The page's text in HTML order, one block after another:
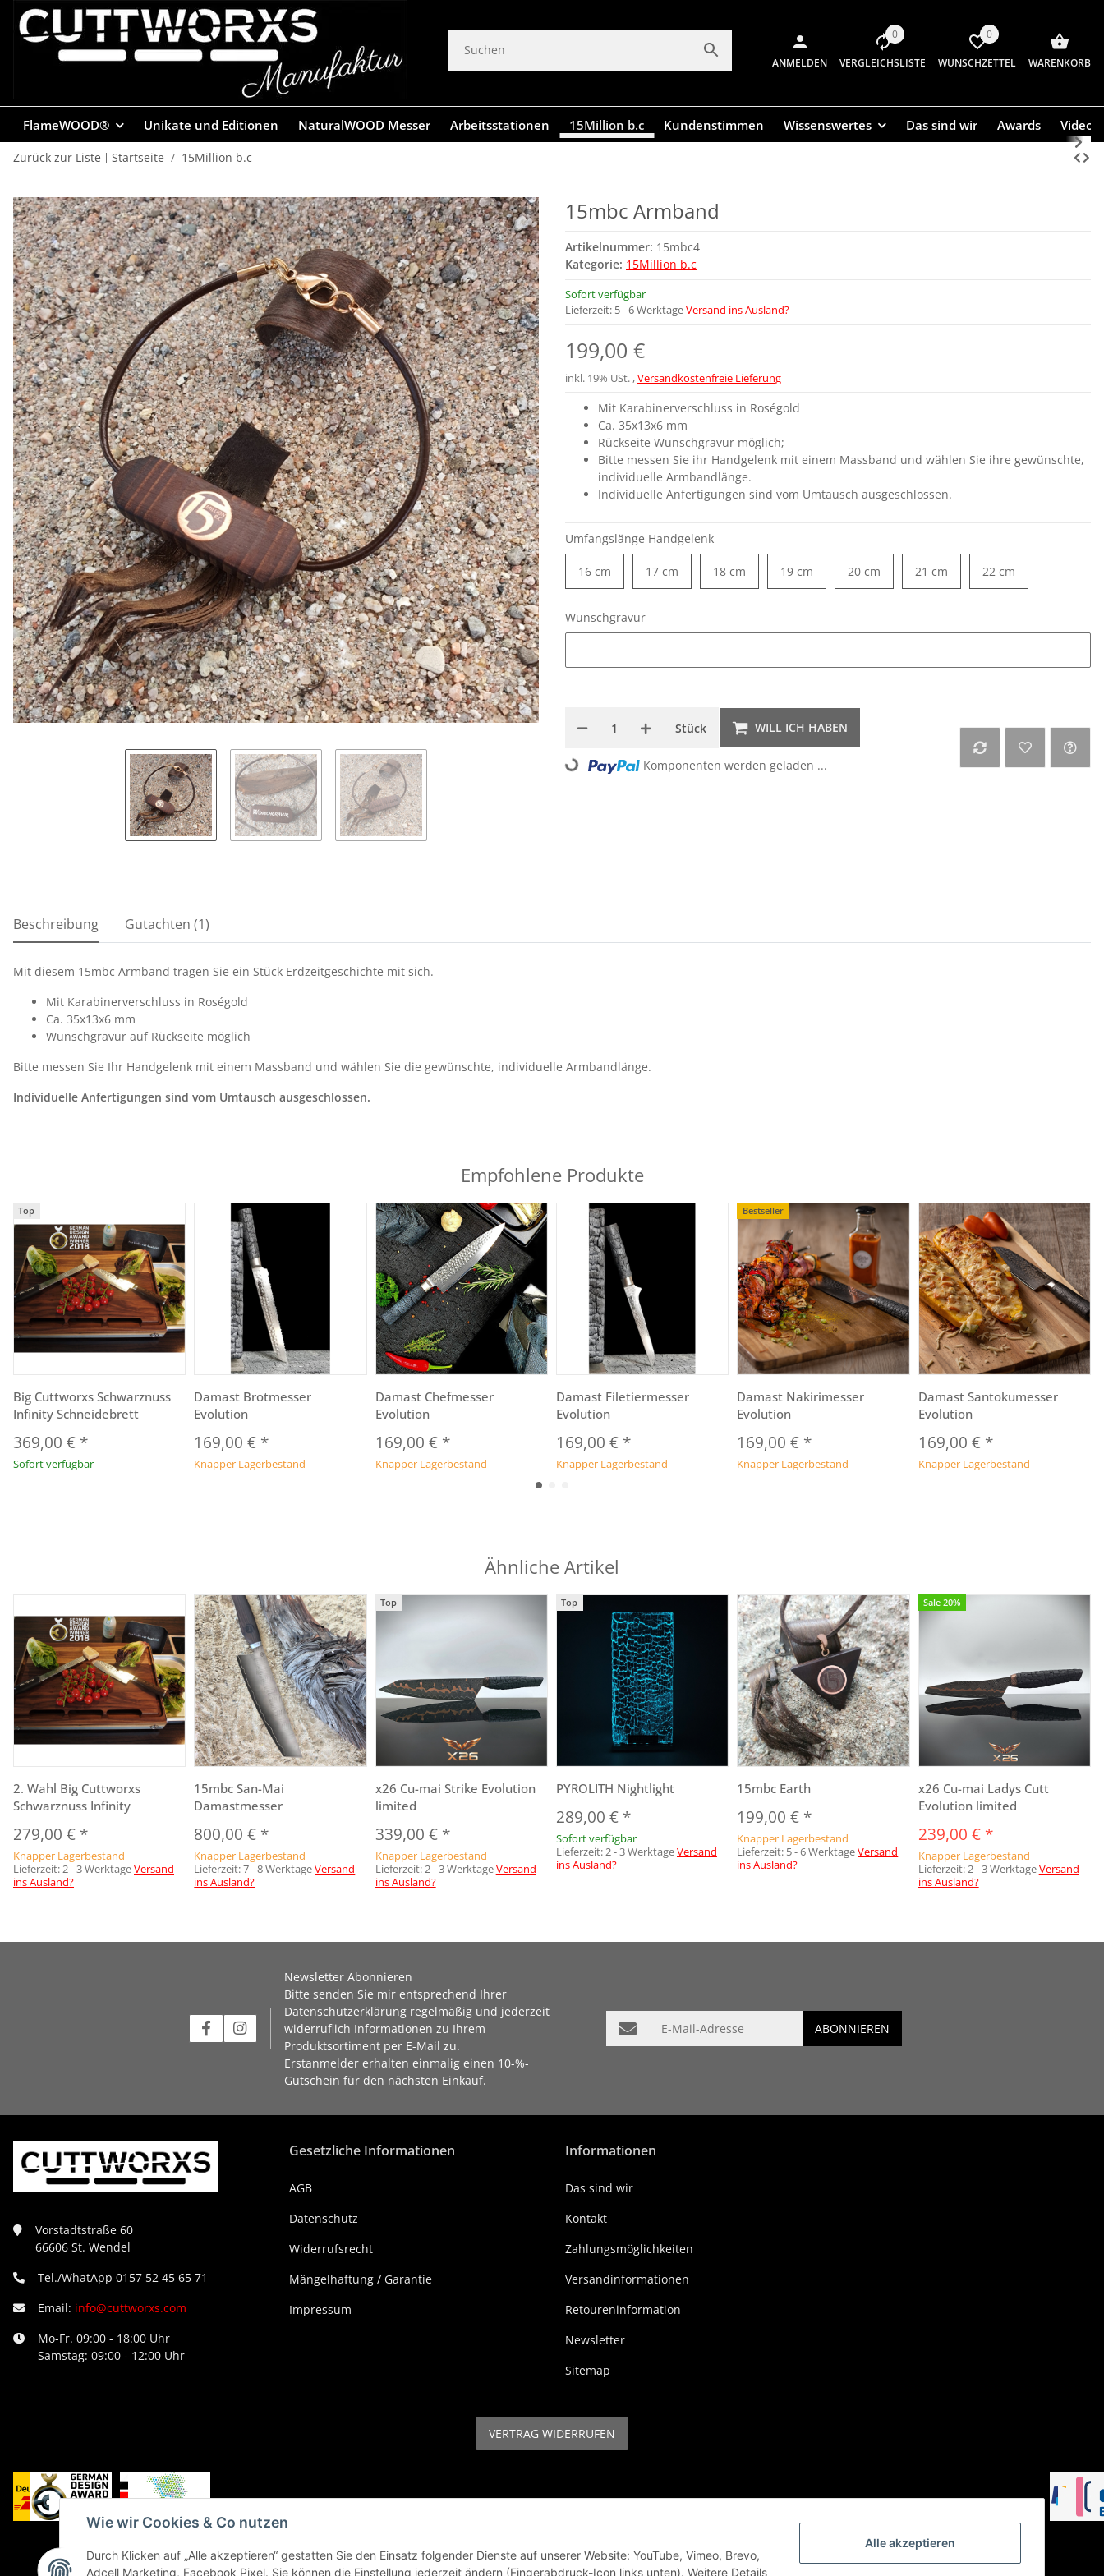
Wie wir Cookies & Co nutzen
Durch Klicken auf „Alle akzeptieren“ gestatten Sie den Einsatz folgender Dienste auf unserer Website: YouTube, Vimeo, Brevo,
Adcell Marketing, Facebook Pixel. Sie können die Einstellung jederzeit ändern (Fingerabdruck-Icon links unten). Weitere Details
Alle akzeptieren
ANMELDEN
0
VERGLEICHSLISTE
0
WUNSCHZETTEL WARENKORB
FlameWOOD® Unikate und Editionen NaturalWOOD Messer Arbeitsstationen 15Million b.c Kundenstimmen Wissenswertes Das sind wir Awards Videos
Zurück zur Liste Startseite 15Million b.c
15mbc Armband
Artikelnummer: 15mbc4
Kategorie: 15Million b.c
Sofort verfügbar
Lieferzeit: 5 - 6 WerktageVersand ins Ausland?
199,00 €
inkl. 19% USt. ,Versandkostenfreie Lieferung
Mit Karabinerverschluss in Roségold
Ca. 35x13x6 mm
Rückseite Wunschgravur möglich;
Bitte messen Sie ihr Handgelenk mit einem Massband und wählen Sie ihre gewünschte,
individuelle Armbandlänge.
Individuelle Anfertigungen sind vom Umtausch ausgeschlossen.
Umfangslänge Handgelenk
16 cm 16 cm17 cm 17 cm18 cm 18 cm19 cm 19 cm20 cm 20 cm21 cm 21 cm22 cm
Wunschgravur
Stück WILL ICH HABEN
Loading... Komponenten werden geladen ...
weitere Registerkarten anzeigen
Beschreibung Gutachten (1)
Mit diesem 15mbc Armband tragen Sie ein Stück Erdzeitgeschichte mit sich.
Mit Karabinerverschluss in Roségold
Ca. 35x13x6 mm
Wunschgravur auf Rückseite möglich
Bitte messen Sie Ihr Handgelenk mit einem Massband und wählen Sie die gewünschte, individuelle Armbandlänge.
Individuelle Anfertigungen sind vom Umtausch ausgeschlossen.
Empfohlene Produkte
Top
Big Cuttworxs Schwarznuss
Infinity Schneidebrett
369,00 € *
Sofort verfügbar
Damast Brotmesser
Evolution
169,00 € *
Knapper Lagerbestand
Damast Chefmesser
Evolution
169,00 € *
Knapper Lagerbestand
Damast Filetiermesser
Evolution
169,00 € *
Knapper Lagerbestand
Bestseller
Damast Nakirimesser
Evolution
169,00 € *
Knapper Lagerbestand
Damast Santokumesser
Evolution
169,00 € *
Knapper Lagerbestand
Ähnliche Artikel
2. Wahl Big Cuttworxs
Schwarznuss Infinity
279,00 € *
Knapper Lagerbestand
Lieferzeit:2 - 3 WerktageVersand
ins Ausland?
15mbc San-Mai
Damastmesser
800,00 € *
Knapper Lagerbestand
Lieferzeit:7 - 8 WerktageVersand
ins Ausland?
Top
x26 Cu-mai Strike Evolution
limited
339,00 € *
Knapper Lagerbestand
Lieferzeit:2 - 3 WerktageVersand
ins Ausland?
Top
PYROLITH Nightlight
289,00 € *
Sofort verfügbar
Lieferzeit:2 - 3 WerktageVersand
ins Ausland?
15mbc Earth
199,00 € *
Knapper Lagerbestand
Lieferzeit: 5 - 6 WerktageVersand
ins Ausland?
Sale 20%
x26 Cu-mai Ladys Cutt
Evolution limited
239,00 € *
Knapper Lagerbestand
Lieferzeit:2 - 3 WerktageVersand
ins Ausland?
Newsletter Abonnieren
Bitte senden Sie mir entsprechend Ihrer
Datenschutzerklärungregelmäßig und jederzeit
widerruflich Informationen zu Ihrem
Produktsortiment per E-Mail zu.
Erstanmelder erhalten einmalig einen 10-%-
Gutschein für den nächsten Einkauf.
E-Mail-Adresse ABONNIEREN
Vorstadtstraße 60
66606 St. Wendel
Tel./WhatApp 0157 52 45 65 71
Email: info@cuttworxs.com
Mo-Fr. 09:00 - 18:00 Uhr
Samstag: 09:00 - 12:00 Uhr
Gesetzliche Informationen
AGB
Datenschutz
Widerrufsrecht
Mängelhaftung / Garantie
Impressum
Informationen
Das sind wir
Kontakt
Zahlungsmöglichkeiten
Versandinformationen
Retoureninformation
Newsletter
Sitemap
VERTRAG WIDERRUFEN
* Alle Preise inkl. gesetzlicher USt., zzgl.Versand